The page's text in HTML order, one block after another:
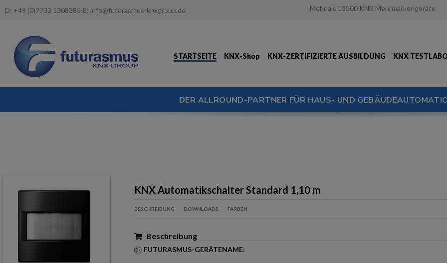
D: +49 (0)7732 1308385·E: info@futurasmus-knxgroup.de Mehr als 13500 KNX Mehrmarkengeräte
STARTSEITE KNX-Shop KNX-ZERTIFIZIERTE AUSBILDUNG KNX
DER ALLROUND-PARTNER FÜR HAUS- UND
KNX Automatikschalter Standard 1,10 m
BESCHREIBUNG DOWNLOADS FARBEN
Beschreibung
FUTURASMUS-GERÄTENAME: